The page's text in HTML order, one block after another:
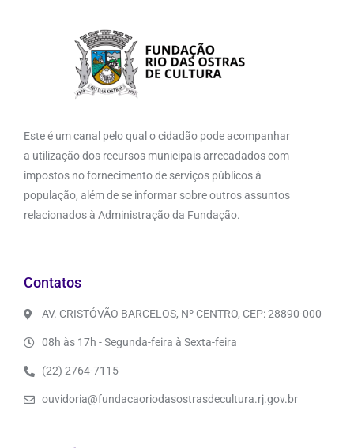
Este é um canal pelo qual o cidadão pode acompanhar
a utilização dos recursos municipais arrecadados com
impostos no fornecimento de serviços públicos à
população, além de se informar sobre outros assuntos
relacionados à Administração da Fundação.
Contatos
AV. CRISTÓVÃO BARCELOS, Nº CENTRO, CEP: 28890-000
08h às 17h - Segunda-feira à Sexta-feira
(22) 2764-7115
ouvidoria@fundacaoriodasostrasdecultura.rj.gov.br